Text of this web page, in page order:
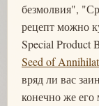
безмолвия",
рецепт можно
Special Product
Seed of
вряд ли вас
конечно же